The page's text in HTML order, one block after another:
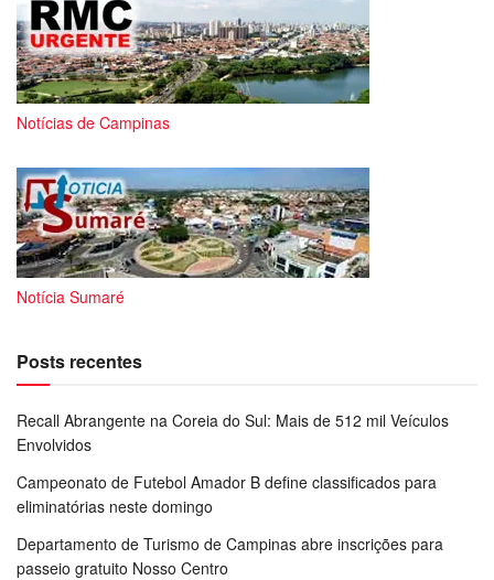
Notícias de Campinas
Notícia Sumaré
Posts recentes
Recall Abrangente na Coreia do Sul: Mais de 512 mil Veículos
Envolvidos
Campeonato de Futebol Amador B define classificados para
eliminatórias neste domingo
Departamento de Turismo de Campinas abre inscrições para
passeio gratuito Nosso Centro